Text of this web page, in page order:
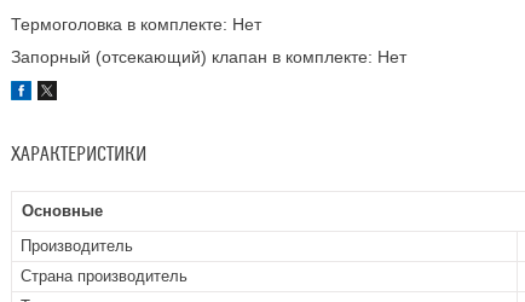
Термоголовка в комплекте: Нет
Запорный (отсекающий) клапан в комплекте: Нет
ХАРАКТЕРИСТИКИ
Основные
Производитель
Страна производитель